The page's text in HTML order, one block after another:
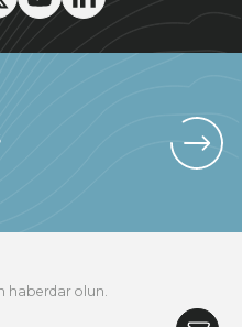
haberdar olun.